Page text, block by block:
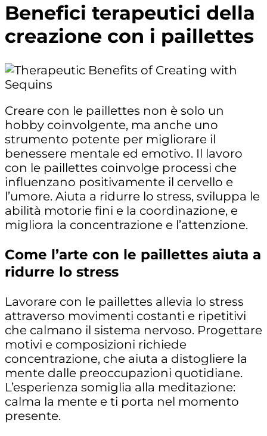
Benefici terapeutici della
creazione con i paillettes
Creare con le paillettes non è solo un
hobby coinvolgente, ma anche uno
strumento potente per migliorare il
benessere mentale ed emotivo. Il lavoro
con le paillettes coinvolge processi che
influenzano positivamente il cervello e
l’umore. Aiuta a ridurre lo stress, sviluppa le
abilità motorie fini e la coordinazione, e
migliora la concentrazione e l’attenzione.
Come l’arte con le paillettes aiuta a
ridurre lo stress
Lavorare con le paillettes allevia lo stress
attraverso movimenti costanti e ripetitivi
che calmano il sistema nervoso. Progettare
motivi e composizioni richiede
concentrazione, che aiuta a distogliere la
mente dalle preoccupazioni quotidiane.
L’esperienza somiglia alla meditazione:
calma la mente e ti porta nel momento
presente.